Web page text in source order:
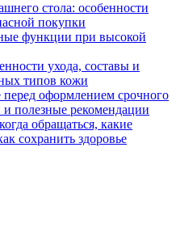
стола: особенности
покупки
функции при высокой
ухода, составы и
типов кожи
оформлением срочного
и полезные рекомендации
обращаться, какие
сохранить здоровье